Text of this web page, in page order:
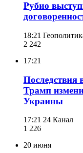
Рубио
18:21
2 242
17:21
Последствия
Трамп
Украины
17:21 24 Канал
1 226
20 июня